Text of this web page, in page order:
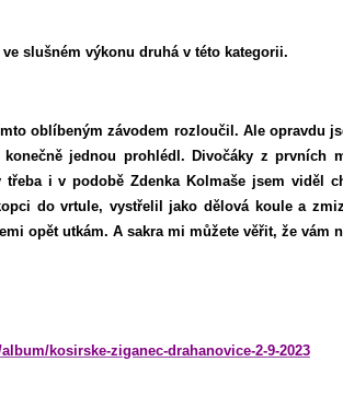
slušném výkonu druhá v této kategorii.
oblíbeným závodem rozloučil. Ale opravdu
jednou prohlédl. Divočáky z prvních
i v podobě Zdenka Kolmaše jsem viděl
do vrtule, vystřelil jako dělová koule a
opět utkám. A sakra mi můžete věřit, že vám
kosirske-ziganec-drahanovice-2-9-2023